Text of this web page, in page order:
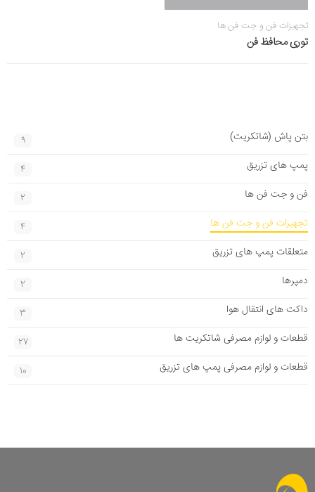
تجهیزات فن و جت فن ها
توری محافظ فن
بتن پاش (شاتکریت) 9
پمپ های تزریق 4
فن و جت فن ها 2
تجهیزات فن و جت فن ها 4
متعلقات پمپ های تزریق 2
دمپرها 2
داکت های انتقال هوا 3
قطعات و لوازم مصرفی شاتکریت ها 27
قطعات و لوازم مصرفی پمپ های تزریق 10